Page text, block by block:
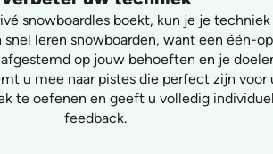
snowboardles boekt, kun je je techniek
snel leren snowboarden, want een één-
op jouw behoeften en je
u mee naar pistes die perfect zijn voor
te oefenen en geeft u volledig
feedback.